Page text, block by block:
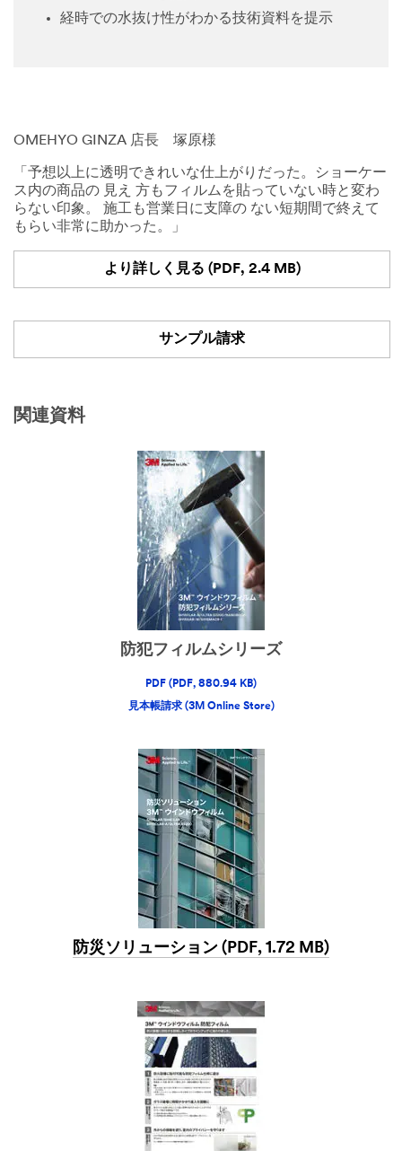
経時での水抜け性がわかる技術資料を提示
OMEHYO GINZA 店長 塚原様
「予想以上に透明できれいな仕上がりだった。ショーケー
ス内の商品の 見え 方もフィルムを貼っていない時と変わ
らない印象。 施工も営業日に支障の ない短期間で終えて
もらい非常に助かった。」
より詳しく見る (PDF, 2.4 MB)
サンプル請求
関連資料
防犯フィルムシリーズ
PDF (PDF, 880.94 KB)
見本帳請求 (3M Online Store)
防災ソリューション (PDF, 1.72 MB)